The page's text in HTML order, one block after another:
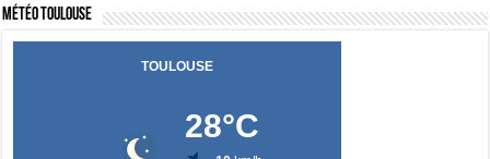
Météo Toulouse